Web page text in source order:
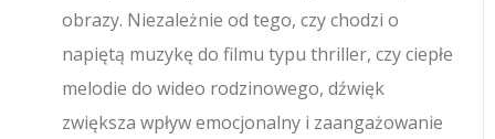
obrazy. Niezależnie od tego, czy chodzi o
napiętą muzykę do filmu typu thriller, czy ciepłe
melodie do wideo rodzinowego, dźwięk
zwiększa wpływ emocjonalny i zaangażowanie